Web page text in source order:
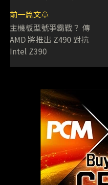
前一篇文章
主機板型號爭霸戰？ 傳
AMD 將推出 Z490 對抗
Intel Z390